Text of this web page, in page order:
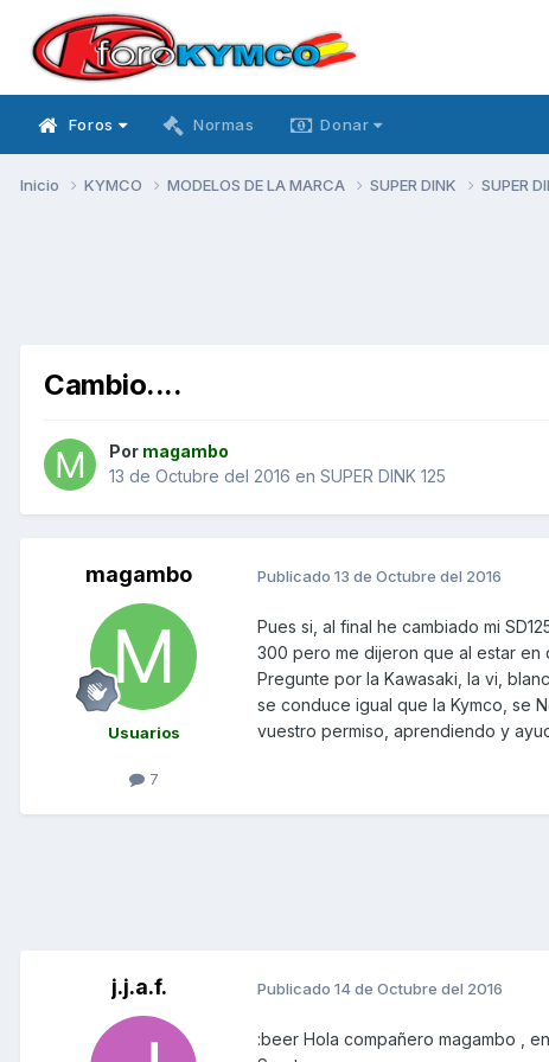
Foros Normas Donar
Inicio KYMCO MODELOS DE LA MARCA SUPER DINK SUPER
Cambio....
Por magambo
13 de Octubre del 2016 en SUPER DINK 125
magambo
Usuarios
7
Publicado 13 de Octubre del 2016
Pues si, al final he cambiado mi
300 pero me dijeron que al estar en
Pregunte por la Kawasaki, la vi,
se conduce igual que la Kymco, se
vuestro permiso, aprendiendo y
j.j.a.f. Publicado 14 de Octubre del 2016
:beer Hola compañero magambo ,